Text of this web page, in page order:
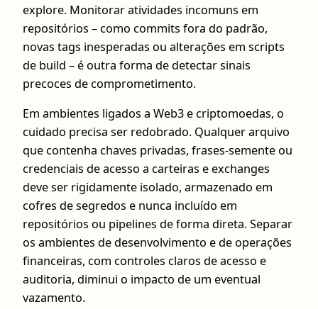
explore. Monitorar atividades incomuns em
repositórios – como commits fora do padrão,
novas tags inesperadas ou alterações em scripts
de build – é outra forma de detectar sinais
precoces de comprometimento.
Em ambientes ligados a Web3 e criptomoedas, o
cuidado precisa ser redobrado. Qualquer arquivo
que contenha chaves privadas, frases-semente ou
credenciais de acesso a carteiras e exchanges
deve ser rigidamente isolado, armazenado em
cofres de segredos e nunca incluído em
repositórios ou pipelines de forma direta. Separar
os ambientes de desenvolvimento e de operações
financeiras, com controles claros de acesso e
auditoria, diminui o impacto de um eventual
vazamento.